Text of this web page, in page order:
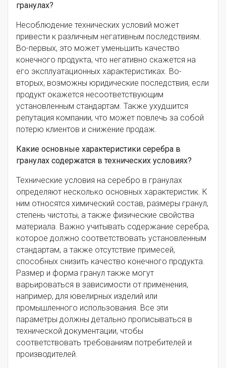
гранулах?
Несоблюдение технических условий может
привести к различным негативным последствиям.
Во-первых, это может уменьшить качество
конечного продукта, что негативно скажется на
его эксплуатационных характеристиках. Во-
вторых, возможны юридические последствия, если
продукт окажется несоответствующим
установленным стандартам. Также ухудшится
репутация компании, что может повлечь за собой
потерю клиентов и снижение продаж.
Какие основные характеристики серебра в
гранулах содержатся в технических условиях?
Технические условия на серебро в гранулах
определяют несколько основных характеристик. К
ним относятся химический состав, размеры гранул,
степень чистоты, а также физические свойства
материала. Важно учитывать содержание серебра,
которое должно соответствовать установленным
стандартам, а также отсутствие примесей,
способных снизить качество конечного продукта.
Размер и форма гранул также могут
варьироваться в зависимости от применения,
например, для ювелирных изделий или
промышленного использования. Все эти
параметры должны детально прописываться в
технической документации, чтобы
соответствовать требованиям потребителей и
производителей.